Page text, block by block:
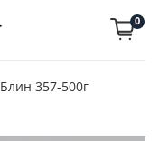
0
Блин 357-500г